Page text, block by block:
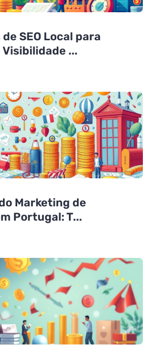
SEO Local para
...
Marketing de
Portugal: T...